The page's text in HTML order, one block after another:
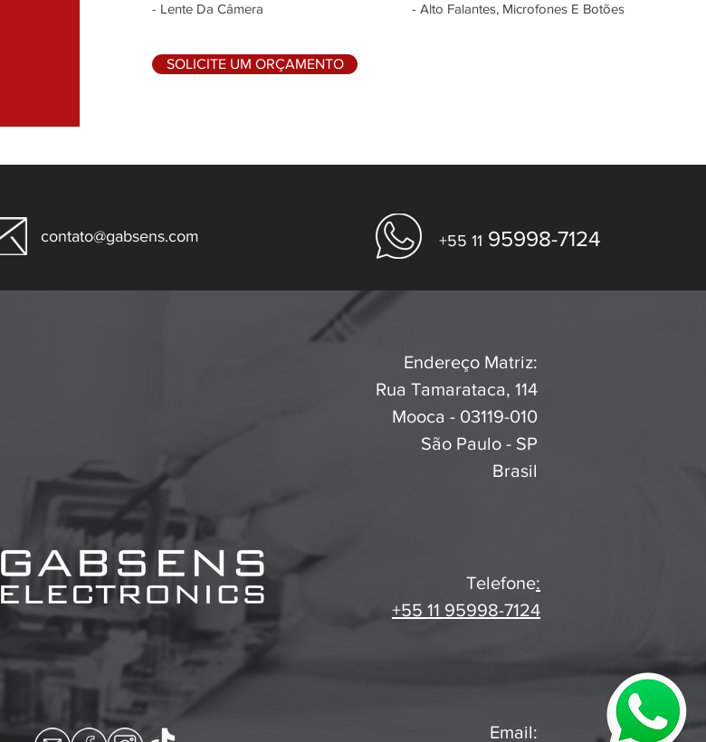
- Lente Da Câmera
- Alto Falantes, Microfones E Botões
SOLICITE UM ORÇAMENTO
contato@gabsens.com +55 11 95998-7124
Endereço Matriz:
Rua Tamarataca, 114
Mooca - 03119-010
São Paulo - SP
Brasil
Telefone:
+55 11 95998-7124
Email: